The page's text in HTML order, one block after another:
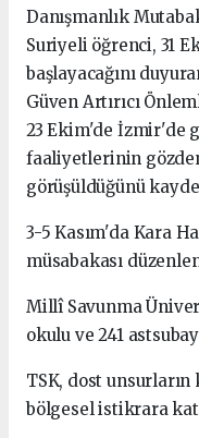
Danışmanlık
Suriyeli öğrenci, 31
başlayacağını
Güven Artırıcı
23 Ekim'de İzmir'de
faaliyetlerinin
görüşüldüğünü
3-5 Kasım'da Kara
müsabakası
Millî Savunma
okulu ve 241
TSK, dost
bölgesel istikrara